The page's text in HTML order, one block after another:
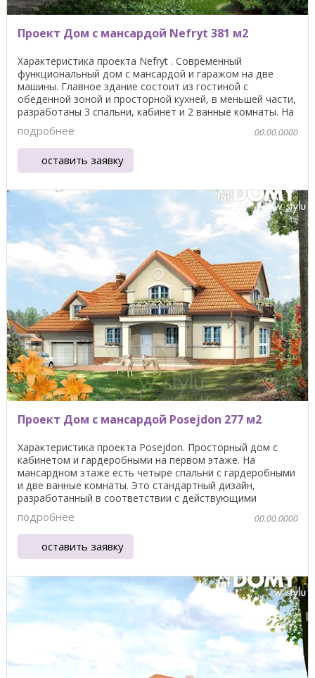
Проект Дом с мансардой Nefryt 381 м2
Характеристика проекта Nefryt . Современный
функциональный дом с мансардой и гаражом на две
машины. Главное здание состоит из гостиной с
обеденной зоной и просторной кухней, в меньшей части,
разработаны 3 спальни, кабинет и 2 ванные комнаты. На
подробнее 00.00.0000
оставить заявку
Проект Дом с мансардой Posejdon 277 м2
Характеристика проекта Posejdon. Просторный дом с
кабинетом и гардеробными на первом этаже. На
мансардном этаже есть четыре спальни с гардеробными
и две ванные комнаты. Это стандартный дизайн,
разработанный в соответствии с действующими
стандартами ...
подробнее 00.00.0000
оставить заявку